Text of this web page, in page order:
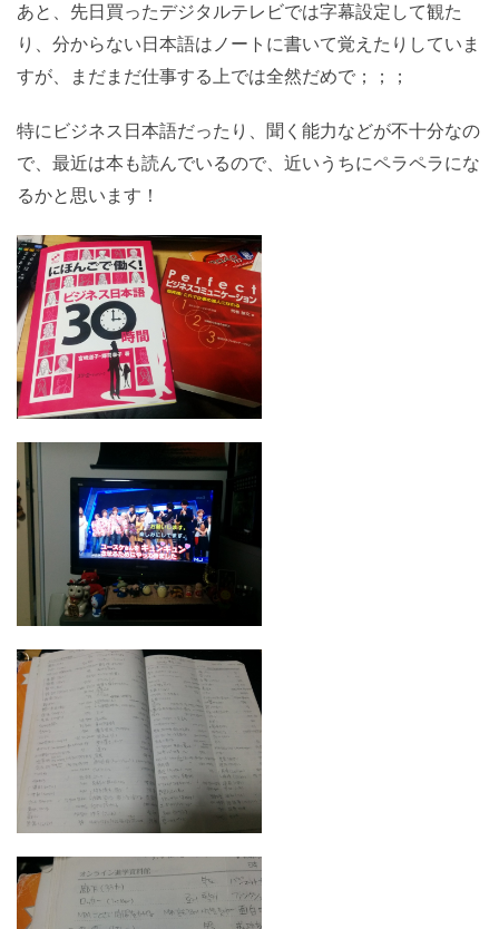
あと、先日買ったデジタルテレビでは字幕設定して観た
り、分からない日本語はノートに書いて覚えたりしていま
すが、まだまだ仕事する上では全然だめで；；；
特にビジネス日本語だったり、聞く能力などが不十分なの
で、最近は本も読んでいるので、近いうちにペラペラにな
るかと思います！